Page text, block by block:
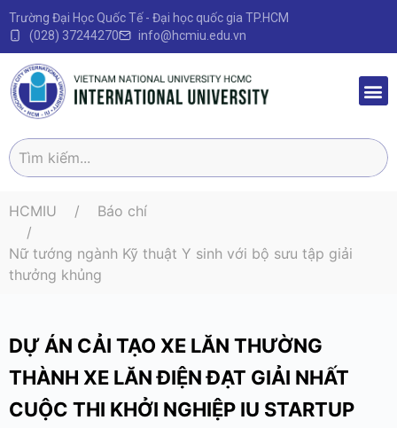
Trường Đại Học Quốc Tế - Đại học quốc gia TP.HCM
(028) 37244270
info@hcmiu.edu.vn
HCMIU Báo chí
Nữ tướng ngành Kỹ thuật Y sinh với bộ sưu tập giải
thưởng khủng
DỰ ÁN CẢI TẠO XE LĂN THƯỜNG
THÀNH XE LĂN ĐIỆN ĐẠT GIẢI NHẤT
CUỘC THI KHỞI NGHIỆP IU STARTUP